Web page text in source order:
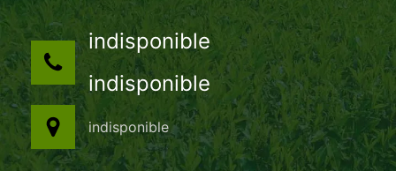
indisponible
indisponible
indisponible